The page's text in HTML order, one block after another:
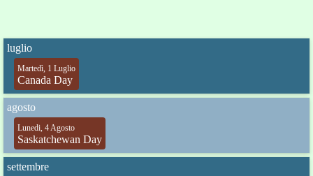
luglio
Martedì, 1 Luglio
Canada Day
agosto
Lunedi, 4 Agosto
Saskatchewan Day
settembre